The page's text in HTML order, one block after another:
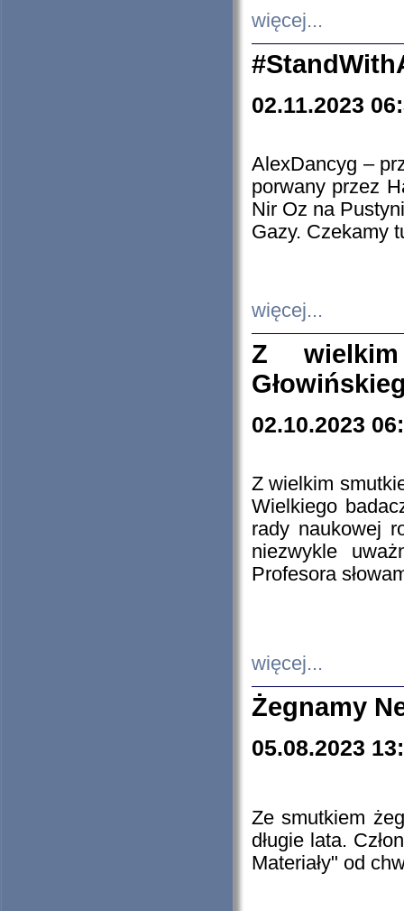
więcej...
02.11.2023
AlexDancyg –
porwany przez
Nir Oz na
Gazy. Czekamy
więcej...
Z
02.10.2023
Z wielkim
Wielkiego
rady naukowej
niezwykle
Profesora
więcej...
Żegnamy
05.08.2023
Ze smutkiem
długie lata.
Materiały" od